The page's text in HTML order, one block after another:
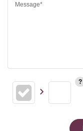
Message*